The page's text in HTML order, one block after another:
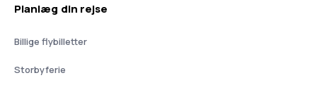
Planlæg din rejse
Billige flybilletter
Storbyferie